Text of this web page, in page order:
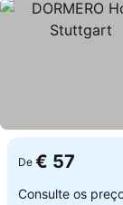
De € 57
Consulte os